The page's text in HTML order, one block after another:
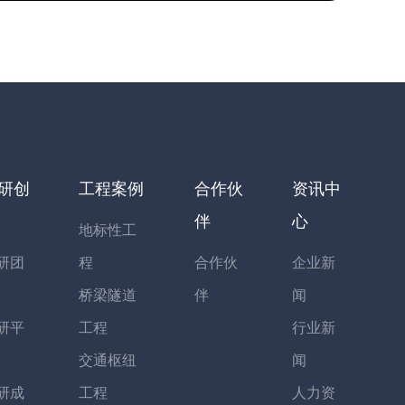
创
团
平
成
工程案例
地标性工
程
桥梁隧道
工程
交通枢纽
工程
合作伙
伴
合作伙
伴
资讯中
心
企业新
闻
行业新
闻
人力资